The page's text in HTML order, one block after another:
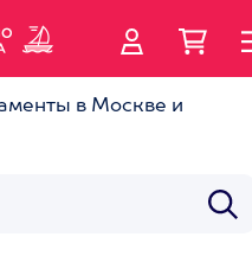
в Москве и